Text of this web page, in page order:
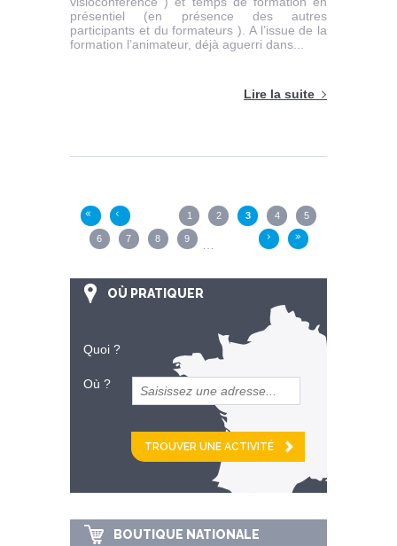
présentiel (en présence des autres
participants et du formateurs ). A l’issue de la
formation l’animateur, déjà aguerri dans...
Lire la suite
« ‹ 1 2 3 4 5
6 7 8 9 … › »
OÙ PRATIQUER
Quoi ?
Où ?
et
km alentour
BOUTIQUE NATIONALE